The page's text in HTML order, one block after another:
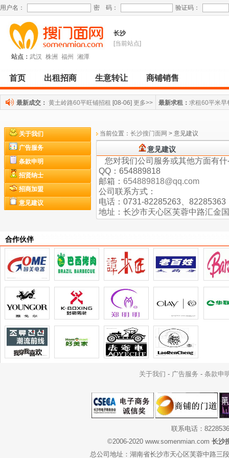
用户名： 密 码： 验证码：
长沙
[当前站点]
站点： 武汉 株洲 福州 湘潭
首页 出租招商 生意转让 商铺销售
最新成交： 黄土岭路60平旺铺招租 [08-06] 更多>> 最新求租： 求租60平米早
关于我们
广告服务
条款申明
招贤纳士
招商加盟
意见建议
当前位置： 长沙搜门面网 > 意见建议
意见建议
您对我们公司服务或其他方面有
QQ：654889818
邮箱： 654889818@qq.com
公司联系方式：
电话：0731-82285263、
地址：长沙市天心区芙蓉中路汇金
合作伙伴
关于我们 - 广告服务 - 条款申
联系电话：
©2006-2020 www.somenmian.com 长沙
总公司地址：湖南省长沙市天心区芙蓉中路三